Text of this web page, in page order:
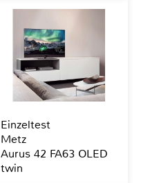
Einzeltest
Metz
Aurus 42 FA63 OLED
twin